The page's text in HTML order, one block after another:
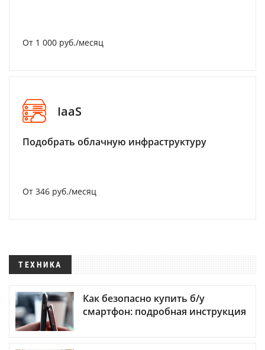
От 1 000 руб./месяц
IaaS
Подобрать облачную инфраструктуру
От 346 руб./месяц
ТЕХНИКА
Как безопасно купить б/у
смартфон: подробная инструкция